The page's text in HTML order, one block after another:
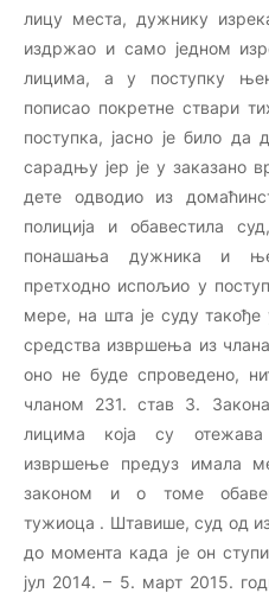
лицу места, дужнику
издржао и само једном
лицима, а у поступку
пописао покретне ствари
поступка, јасно је било
сарадњу јер је у заказано
дете одводио из
полиција и обавестила
понашања дужника и
претходно испољио у
мере, на шта је суду такође
средства извршења из
оно не буде спроведено,
чланом 231. став 3.
лицима која су
извршење предуз имала
законом и о томе
тужиоца . Штавише, суд од
до момента када је он
јул 2014. – 5. март 2015.